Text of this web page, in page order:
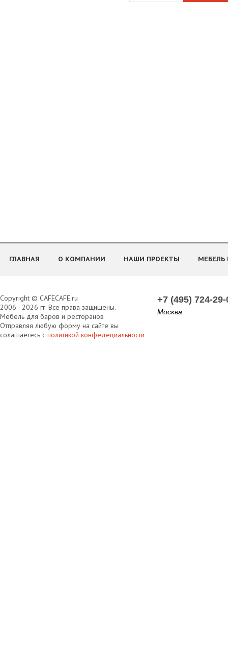
ГЛАВНАЯ О КОМПАНИИ НАШИ ПРОЕКТЫ
Copyright © CAFECAFE.ru
2006 - 2026 гг. Все права защищены.
Мебель для баров и ресторанов
Отправляя любую форму на сайте вы
солашаетесь с политикой конфедециальности
+7 (495) 724-29-
Москва